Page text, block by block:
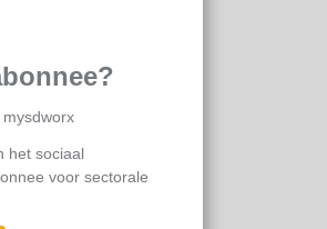
het sociaal
voor sectorale